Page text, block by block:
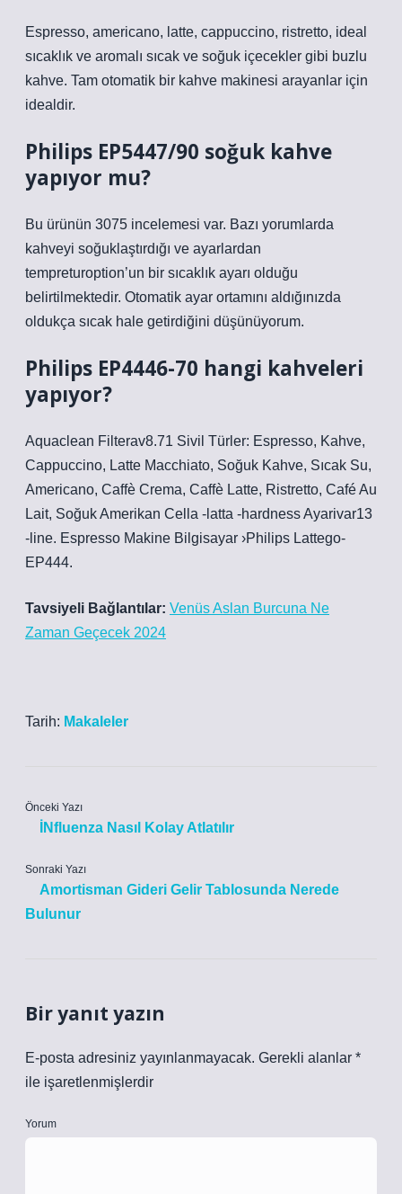
Espresso, americano, latte, cappuccino, ristretto, ideal
sıcaklık ve aromalı sıcak ve soğuk içecekler gibi buzlu
kahve. Tam otomatik bir kahve makinesi arayanlar için
idealdir.
Philips EP5447/90 soğuk kahve
yapıyor mu?
Bu ürünün 3075 incelemesi var. Bazı yorumlarda
kahveyi soğuklaştırdığı ve ayarlardan
tempreturoption’un bir sıcaklık ayarı olduğu
belirtilmektedir. Otomatik ayar ortamını aldığınızda
oldukça sıcak hale getirdiğini düşünüyorum.
Philips EP4446-70 hangi kahveleri
yapıyor?
Aquaclean Filterav8.71 Sivil Türler: Espresso, Kahve,
Cappuccino, Latte Macchiato, Soğuk Kahve, Sıcak Su,
Americano, Caffè Crema, Caffè Latte, Ristretto, Café Au
Lait, Soğuk Amerikan Cella -latta -hardness Ayarivar13
-line. Espresso Makine Bilgisayar ›Philips Lattego-
EP444.
Tavsiyeli Bağlantılar: Venüs Aslan Burcuna Ne
Zaman Geçecek 2024
Tarih: Makaleler
Önceki Yazı
İNfluenza Nasıl Kolay Atlatılır
Sonraki Yazı
Amortisman Gideri Gelir Tablosunda Nerede
Bulunur
Bir yanıt yazın
E-posta adresiniz yayınlanmayacak. Gerekli alanlar *
ile işaretlenmişlerdir
Yorum